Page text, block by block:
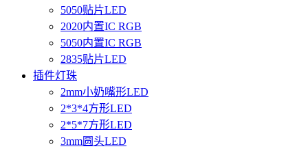
5050贴片LED
2020内置IC RGB
5050内置IC RGB
2835贴片LED
插件灯珠
2mm小奶嘴形LED
2*3*4方形LED
2*5*7方形LED
3mm圆头LED